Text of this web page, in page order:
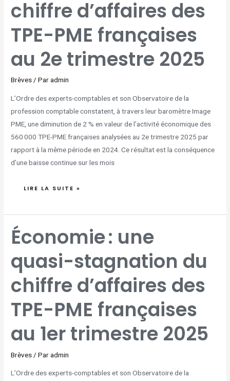
chiffre d’affaires des
TPE-PME françaises
au 2e trimestre 2025
Brèves/ Paradmin
L’Ordre des experts-comptables et son Observatoire de la
profession comptable constatent, à travers leur baromètre Image
PME, une diminution de 2 % en valeur de l’activité économique des
560 000 TPE-PME françaises analysées au 2e trimestre 2025 par
rapport à la même période en 2024. Ce résultat est la conséquence
d’une baisse continue sur les mois
FRANÇAISES
AU
TRIMESTRE
LIRE LA SUITE »
Économie : une
quasi-stagnation du
chiffre d’affaires des
TPE-PME françaises
au 1er trimestre 2025
Brèves / Paradmin
L’Ordre des experts-comptables et son Observatoire de la
UNE
QUASI-
STAGNATION
D’AFFAIRES
DES
TPE-
FRANÇAISES
AU
TRIMESTRE